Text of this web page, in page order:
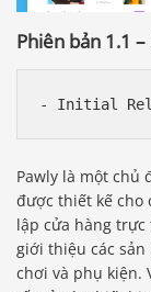
Phiên bản 1.1
Pawly là một chủ
được thiết kế cho
lập cửa hàng
giới thiệu các
chơi và phụ kiện.